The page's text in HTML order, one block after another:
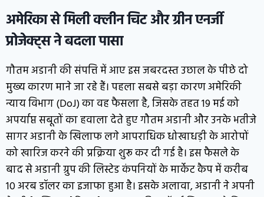
अमेरिका से मिली क्लीन चिट और ग्रीन एनर्जी
प्रोजेक्ट्स ने बदला पासा
गौतम अडानी की संपत्ति में आए इस जबरदस्त उछाल के पीछे दो
मुख्य कारण माने जा रहे हैं। पहला सबसे बड़ा कारण अमेरिकी
न्याय विभाग (DoJ) का वह फैसला है, जिसके तहत 19 मई को
अपर्याप्त सबूतों का हवाला देते हुए गौतम अडानी और उनके भतीजे
सागर अडानी के खिलाफ लगे आपराधिक धोखाधड़ी के आरोपों
को खारिज करने की प्रक्रिया शुरू कर दी गई है। इस फैसले के
बाद से अडानी ग्रुप की लिस्टेड कंपनियों के मार्केट कैप में करीब
10 अरब डॉलर का इजाफा हुआ है। इसके अलावा, अडानी ने अपनी